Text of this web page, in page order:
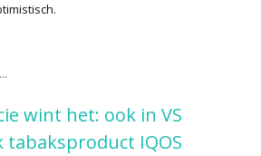
wint het: ook in VS
tabaksproduct IQOS